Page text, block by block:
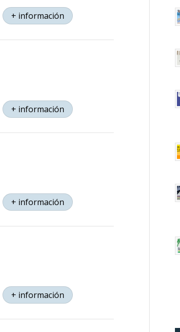
+ información
+ información
+ información
+ información